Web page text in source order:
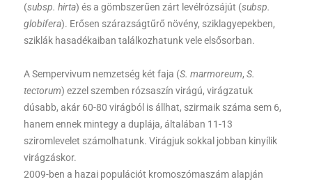
(subsp. hirta) és a gömbszerűen zárt levélrózsájút (subsp.
globifera). Erősen szárazságtűrő növény, sziklagyepekben,
sziklák hasadékaiban találkozhatunk vele elsősorban.
A Sempervivum nemzetség két faja (S. marmoreum, S.
tectorum) ezzel szemben rózsaszín virágú, virágzatuk
dúsabb, akár 60-80 virágból is állhat, szirmaik száma sem 6,
hanem ennek mintegy a duplája, általában 11-13
sziromlevelet számolhatunk. Virágjuk sokkal jobban kinyílik
virágzáskor.
2009-ben a hazai populációt kromoszómaszám alapján